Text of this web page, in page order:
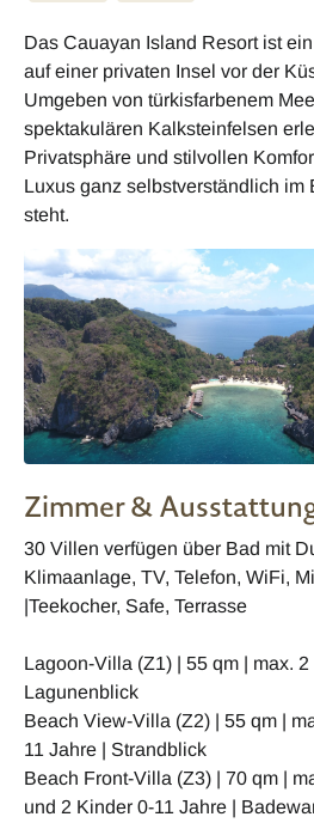
Das Cauayan Island Resort ist
auf einer privaten Insel vor der
Umgeben von türkisfarbenem
spektakulären Kalksteinfelsen
Privatsphäre und stilvollen
Luxus ganz selbstverständlich im
steht.
Zimmer &
30 Villen verfügen über Bad mit
Klimaanlage, TV, Telefon, WiFi,
|Teekocher, Safe, Terrasse
Lagoon-Villa (Z1) | 55 qm | max.
Lagunenblick
Beach View-Villa (Z2) | 55 qm |
11 Jahre | Strandblick
Beach Front-Villa (Z3) | 70 qm |
und 2 Kinder 0-11 Jahre |